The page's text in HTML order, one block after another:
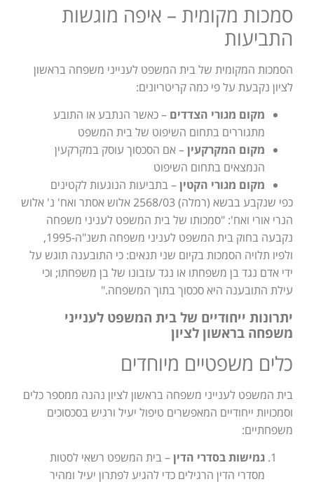
סמכות מקומית – איפה מוגשות
התביעות
הסמכות המקומית של בית המשפט לענייני משפחה בראשון
לציון נקבעת על פי כמה קריטריונים:
מקום מגורי הצדדים – כאשר הנתבע או התובע
מתגוררים בתחום השיפוט של בית המשפט
מקום המקרקעין– אם הסכסוך עוסק במקרקעין
הנמצאים בתחום השיפוט
מקום מגורי הקטין– בתביעות הנוגעות לקטינים
כפי שנקבע בבשא (רמלה) 2568/03 אלוש אסתר ואח' נ' אלוש
הנרי אורי ואח': "סמכותו של בית המשפט לעניני משפחה
נקבעה בחוק בית המשפט לעניני משפחה תשנ"ה-1995,
ולפיו תלויה הסמכות בקיום שני תנאים: כי התובענה תוגש על
ידי אדם נגד בן משפחתו או נגד עזבונו של בן משפחתו; וכי
עילת התובענה היא סכסוך בתוך המשפחה."
יתרונות ייחודיים של בית המשפט לענייני
משפחה בראשון לציון
כלים משפטיים מיוחדים
בית המשפט לענייני משפחה בראשון לציון נהנה ממספר כלים
וסמכויות ייחודיים המאפשרים טיפול יעיל ורגיש בסכסוכים
משפחתיים:
גמישות בסדרי הדין– בית המשפט רשאי לסטות
מסדרי הדין הרגילים כדי להגיע לפתרון יעיל ומהיר